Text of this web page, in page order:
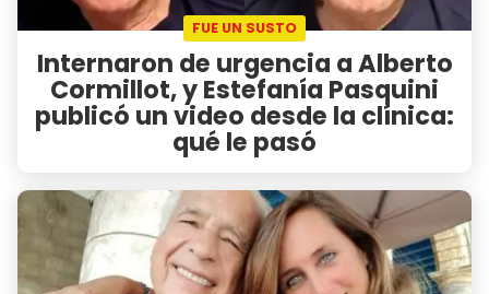
FUE UN SUSTO
Internaron de urgencia a Alberto
Cormillot, y Estefanía Pasquini
publicó un video desde la clínica:
qué le pasó